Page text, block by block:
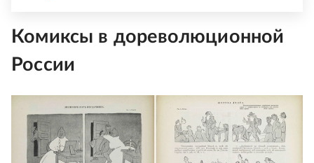
Комиксы в дореволюционной
России